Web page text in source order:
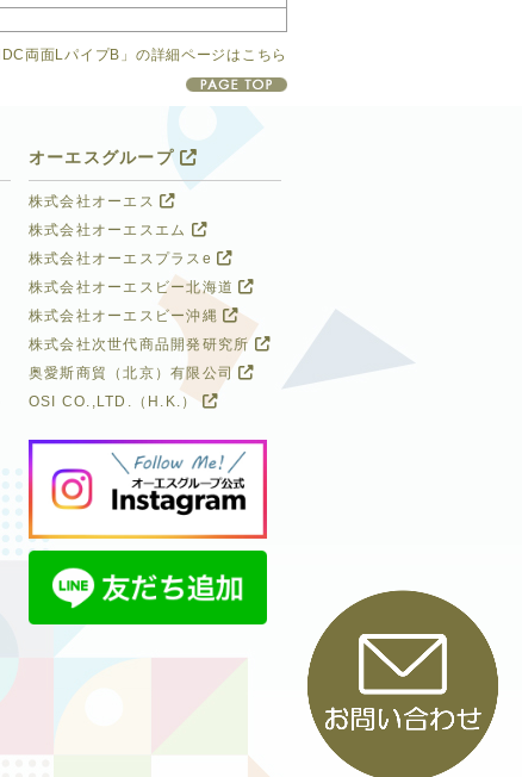
両面LパイプB」の詳細ページはこちら
オーエスグループ
株式会社オーエス
株式会社オーエスエム
株式会社オーエスプラスe
株式会社オーエスビー北海道
株式会社オーエスビー沖縄
株式会社次世代商品開発研究所
奥愛斯商貿（北京）有限公司
OSI CO.,LTD.（H.K.）